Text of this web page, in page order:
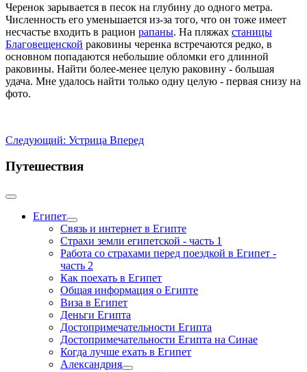
Черенок зарывается в песок на глубину до одного метра.
Численность его уменьшается из-за того, что он тоже имеет
несчастье входить в рацион рапаны. На пляжах станицы
Благовещенской раковины черенка встречаются редко, в
основном попадаются небольшие обломки его длинной
раковины. Найти более-менее целую раковину - большая
удача. Мне удалось найти только одну целую - первая снизу на
фото.
Следующий: Устрица Вперед
Путешествия
Египет
Связь и интернет в Египте
Страхи земли египетской - часть 1
Работа со страхами перед поездкой в Египет -
часть 2
Как поехать в Египет
Общая информация о Египте
Виза в Египет
Деньги Египта
Достопримечательности Египта
Достопримечательности Египта на Синае
Когда лучше ехать в Египет
Александрия